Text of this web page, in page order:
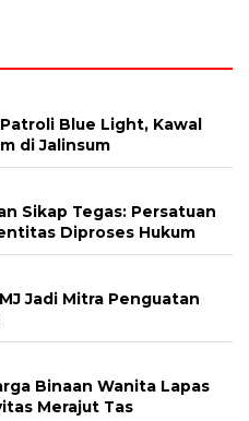
Blue Light, Kawal
di Jalinsum
Sikap Tegas: Persatuan
Diproses Hukum
Jadi Mitra Penguatan
Binaan Wanita Lapas
Merajut Tas